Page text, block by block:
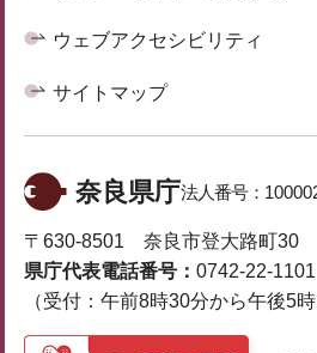
ウェブアクセシビリティ
サイトマップ
奈良県庁法人番号：
〒630-8501 奈良市登大路町30
県庁代表電話番号： 0742-22-1101
（受付：午前8時30分から午後5時